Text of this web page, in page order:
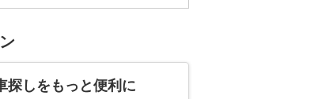
探しをもっと便利に